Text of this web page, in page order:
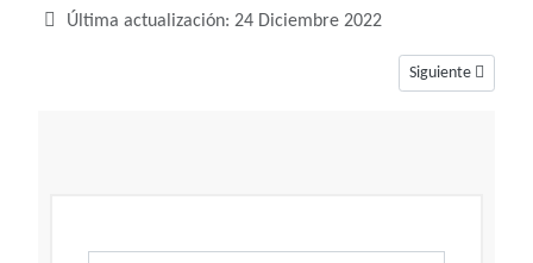
Última actualización: 24 Diciembre 2022
Artículo siguiente:
Siguiente